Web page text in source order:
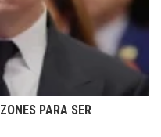
PARA SER